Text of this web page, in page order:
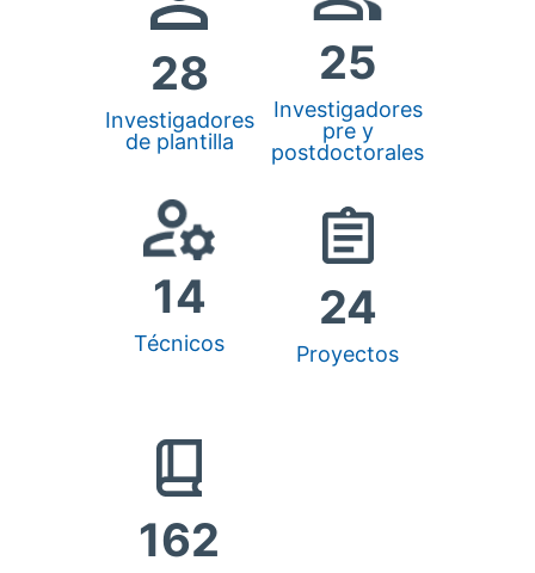
28
Investigadores
de plantilla
25
Investigadores
pre y
postdoctorales
14
Técnicos
24
Proyectos
162